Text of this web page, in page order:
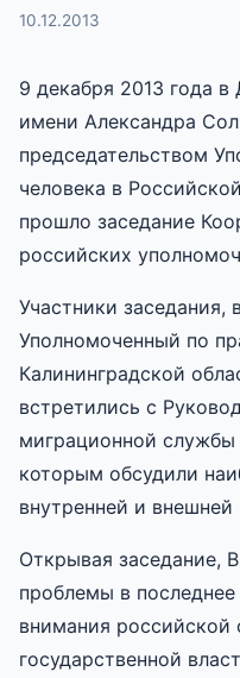
10.12.2013
9 декабря 2013 года
имени Александра
председательством
человека в
прошло заседание
российских
Участники заседания,
Уполномоченный по
Калининградской
встретились с
миграционной
которым обсудили
внутренней и внешней
Открывая заседание,
проблемы в
внимания российской
государственной